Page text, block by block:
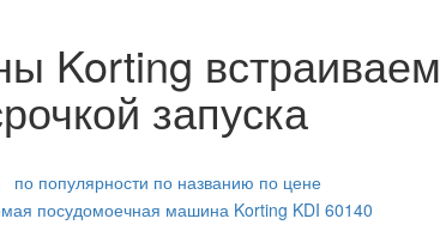
Korting
запуска
по популярности по названию по цене